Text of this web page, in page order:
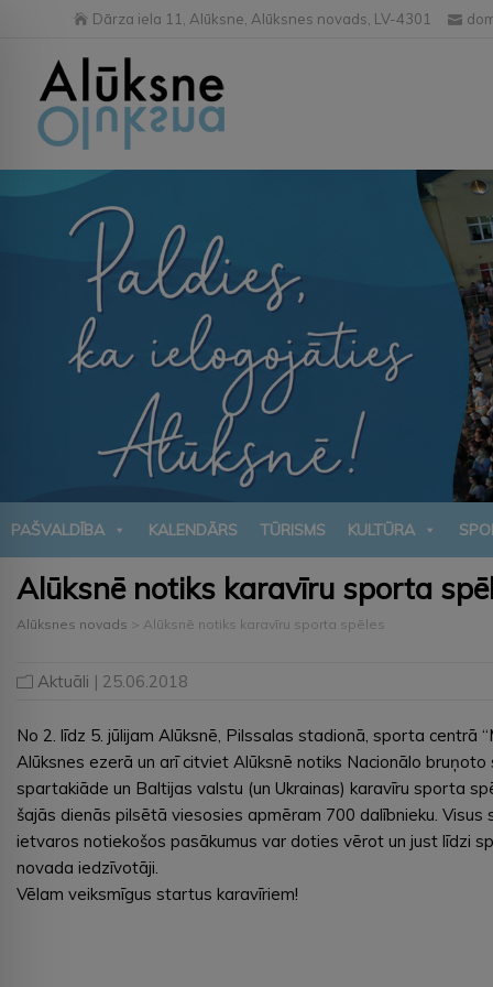
Dārza iela 11, Alūksne, Alūksnes novads, LV-4301
PAŠVALDĪBA KALENDĀRS TŪRISMS KULTŪRA
Alūksnē notiks karavīru sporta
Alūksnes novads > Alūksnē notiks karavīru sporta spēles
Aktuāli | 25.06.2018
No 2. līdz 5. jūlijam Alūksnē, Pilssalas stadionā, sporta centrā
Alūksnes ezerā un arī citviet Alūksnē notiks Nacionālo bruņoto
spartakiāde un Baltijas valstu (un Ukrainas) karavīru sporta
šajās dienās pilsētā viesosies apmēram 700 dalībnieku. Visus
ietvaros notiekošos pasākumus var doties vērot un just līdzi
novada iedzīvotāji.
Vēlam veiksmīgus startus karavīriem!